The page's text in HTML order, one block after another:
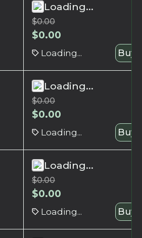
Loading...
$0.00
$0.00
Loading... Buy
Loading...
$0.00
$0.00
Loading... Buy
Loading...
$0.00
$0.00
Loading... Buy